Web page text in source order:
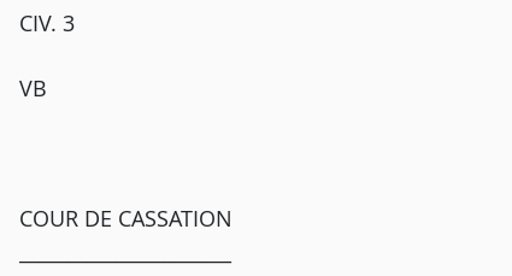
CIV. 3
VB
COUR DE CASSATION